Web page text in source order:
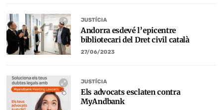
JUSTÍCIA
Andorra esdevé l’epicentre
bibliotecari del Dret civil català
27/06/2023
JUSTÍCIA
Els advocats esclaten contra
MyAndbank